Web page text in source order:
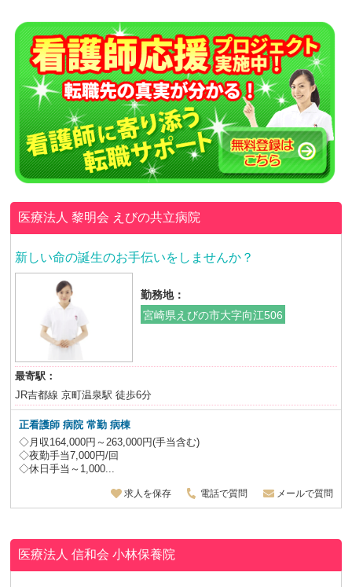
医療法人 黎明会 えびの共立病院
新しい命の誕生のお手伝いをしませんか？
勤務地：
宮崎県えびの市大字向江506
最寄駅：
JR吉都線 京町温泉駅 徒歩6分
正看護師 病院 常勤 病棟
◇月収164,000円～263,000円(手当含む)
◇夜勤手当7,000円/回
◇休日手当～1,000...
求人を保存 電話で質問 メールで質問
医療法人 信和会小林保養院